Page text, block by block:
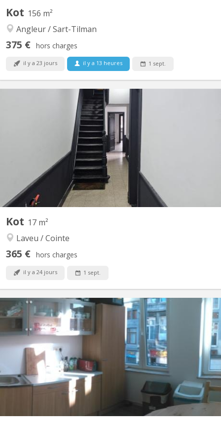
Kot 156 m²
Angleur / Sart-Tilman
375 € hors charges
il y a 23 jours il y a 13 heures 1 sept.
KL 13592
🚀ANGLEUR/SART-TILMAN (parfait pour Vété, ULiège,... ) Suite à
une annulation, UNE chambre dans une colocation (masculins,
étudiants ULiege) 4 chambres – maison récente AMEUBLEMENT
NEUF (non visible sur les photos) – 📅Libre dès à le 1er
septembre 📍Rue de Tilff, Angleur A proximité de...
Kot 17 m²
Laveu / Cointe
365 € hors charges
il y a 24 jours 1 sept.
KL 16021
!! À LOUER – disponible immédiatement !! KOT ÉTUDIANT HAUT
STANDING Une chambre encore disponible au rez-de-chausée
(l'autre chambre est occupée par 1 étudiant) Maison située sur la
rue Laurent de Koninck, 4000 Liège à : • 5 minutes de HEC Liège,
de l’école des infirmiers S2J, du Jardin...